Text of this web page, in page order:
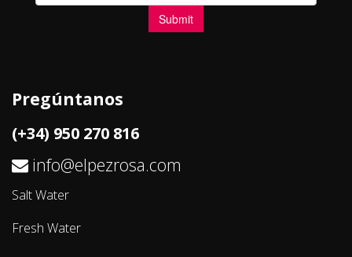
Pregúntanos
(+34) 950 270 816
info@elpezrosa.com
Salt Water
Fresh Water